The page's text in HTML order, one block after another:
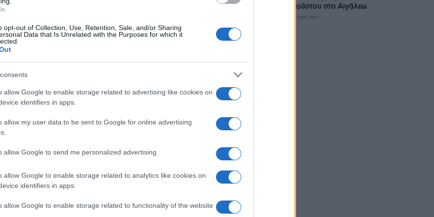
opt-out of Collection, Use, Retention, Sale, and/or Sharing
Data that Is Unrelated with the Purposes for which it
allow Google to enable storage related to advertising like cookies on
identifiers in apps.
allow my user data to be sent to Google for online advertising
allow Google to send me personalized advertising.
allow Google to enable storage related to analytics like cookies on
identifiers in apps.
allow Google to enable storage related to functionality of the website
Ενώπιον του
κατηγορούμενοι
του
θανάτου
2/05/2023 - 3:12μμ
Ψάχνουν
των δύο
Γιώργος Καραϊβάζ: Όλες οι
σύλληψη των δύο υπόπτων – Οι
Αυγούστου στο Αιγάλεω
10 ώρες πριν